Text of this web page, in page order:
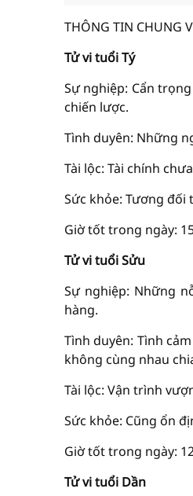
THÔNG TIN CHUNG
Tử vi tuổi Tý
Sự nghiệp: Cẩn
chiến lược.
Tình duyên: Những
Tài lộc: Tài chính
Sức khỏe: Tương đối
Giờ tốt trong ngày:
Tử vi tuổi Sửu
Sự nghiệp: Những
hàng.
Tình duyên: Tình
không cùng nhau
Tài lộc: Vận trình
Sức khỏe: Cũng ổn
Giờ tốt trong ngày:
Tử vi tuổi Dần